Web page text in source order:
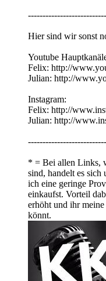
Hier sind wir sonst
Youtube
Felix: http://
Julian: http://
Instagram:
Felix: http://
Julian: http://
* = Bei allen Links,
sind, handelt es
ich eine geringe
einkaufst. Vorteil
erhöht und ihr
könnt.